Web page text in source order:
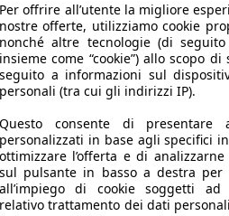
Per offrire all’utente la migliore
nostre offerte, utilizziamo cookie
nonché altre tecnologie (di
insieme come “cookie”) allo scopo
seguito a informazioni sul
personali (tra cui gli indirizzi IP).
Questo consente di presentare
personalizzati in base agli specifici
ottimizzare l’offerta e di
sul pulsante in basso a destra per
all’impiego di cookie soggetti
relativo trattamento dei dati